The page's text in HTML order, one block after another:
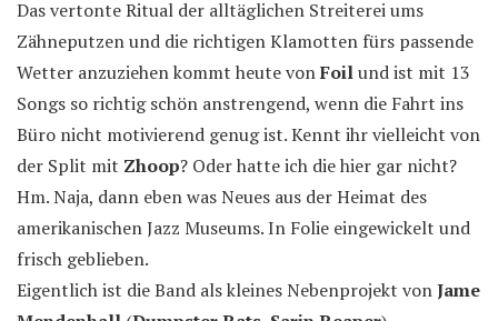
Das vertonte Ritual der alltäglichen Streiterei ums
Zähneputzen und die richtigen Klamotten fürs passende
Wetter anzuziehen kommt heute vonFoilund ist mit 13
Songs so richtig schön anstrengend, wenn die Fahrt ins
Büro nicht motivierend genug ist. Kennt ihr vielleicht von
der Split mit Zhoop? Oder hatte ich die hier gar nicht?
Hm. Naja, dann eben was Neues aus der Heimat des
amerikanischen Jazz Museums. In Folie eingewickelt und
frisch geblieben.
Eigentlich ist die Band als kleines Nebenprojekt vonJame